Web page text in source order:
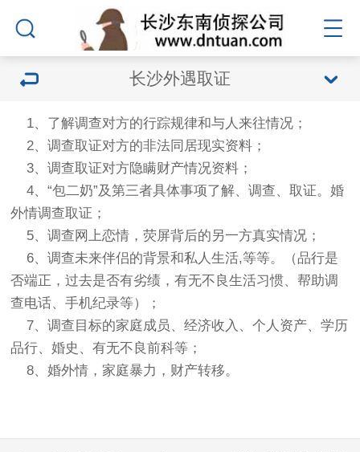
长沙外遇取证
1、了解调查对方的行踪规律和与人来往情况；
2、调查取证对方的非法同居现实资料；
3、调查取证对方隐瞒财产情况资料；
4、“包二奶”及第三者具体事项了解、调查、取证。婚
外情调查取证；
5、调查网上恋情，荧屏背后的另一方真实情况；
6、调查未来伴侣的背景和私人生活,等等。（品行是
否端正，过去是否有劣绩，有无不良生活习惯、帮助调
查电话、手机纪录等）；
7、调查目标的家庭成员、经济收入、个人资产、学历
品行、婚史、有无不良前科等；
8、婚外情，家庭暴力，财产转移。